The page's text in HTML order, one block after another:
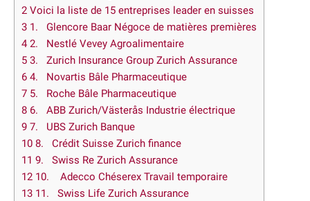
2 Voici la liste de 15 entreprises leader en suisses
3 1. Glencore Baar Négoce de matières premières
4 2. Nestlé Vevey Agroalimentaire
5 3. Zurich Insurance Group Zurich Assurance
6 4. Novartis Bâle Pharmaceutique
7 5. Roche Bâle Pharmaceutique
8 6. ABB Zurich/Västerås Industrie électrique
9 7. UBS Zurich Banque
10 8. Crédit Suisse Zurich finance
11 9. Swiss Re Zurich Assurance
12 10. Adecco Chéserex Travail temporaire
13 11. Swiss Life Zurich Assurance